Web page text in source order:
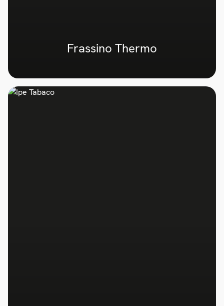
Frassino Thermo